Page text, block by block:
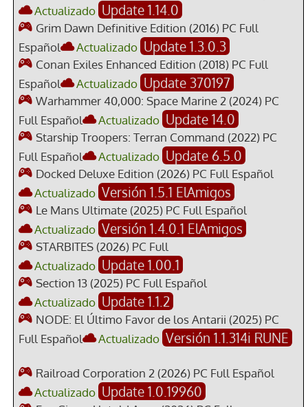
Actualizado Update 1.14.0
Grim Dawn Definitive Edition (2016) PC Full
Español
Actualizado Update 1.3.0.3
Conan Exiles Enhanced Edition (2018) PC Full
Español
Actualizado Update 370197
Warhammer 40,000: Space Marine 2 (2024) PC
Full Español
Actualizado Update 14.0
Starship Troopers: Terran Command (2022) PC
Full Español
Actualizado Update 6.5.0
Docked Deluxe Edition (2026) PC Full Español
Actualizado Versión 1.5.1 ElAmigos
Le Mans Ultimate (2025) PC Full Español
Actualizado Versión 1.4.0.1 ElAmigos
STARBITES (2026) PC Full
Actualizado Update 1.00.1
Section 13 (2025) PC Full Español
Actualizado Update 1.1.2
NODE: El Último Favor de los Antarii (2025) PC
Full Español
Actualizado Versión 1.1.314i RUNE
Railroad Corporation 2 (2026) PC Full Español
Actualizado Update 1.0.19960